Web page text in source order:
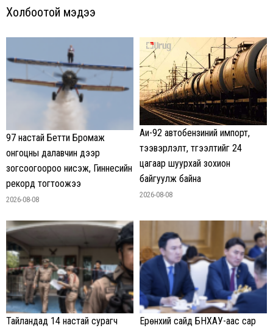
Холбоотой мэдээ
97 настай Бетти Бромаж
онгоцны далавчин дээр
зогсоогоороо нисэж, Гиннесийн
рекорд тогтоожээ
2026-08-08
Аи-92 автобензиний импорт,
тээвэрлэлт, түгээлтийг 24
цагаар шуурхай зохион
байгуулж байна
2026-08-08
Тайландад 14 настай сурагч
Ерөнхий сайд БНХАУ-аас сар